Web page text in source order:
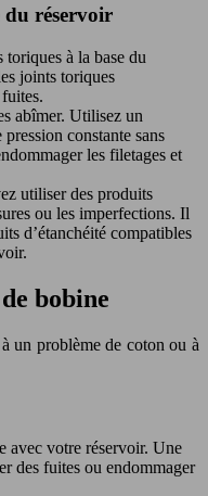
du réservoir
à la base du
joints toriques
abîmer. Utilisez un
constante sans
les filetages et
utiliser des produits
ou les imperfections. Il
d’étanchéité compatibles
bobine
un problème de coton ou à
avec votre réservoir. Une
des fuites ou endommager